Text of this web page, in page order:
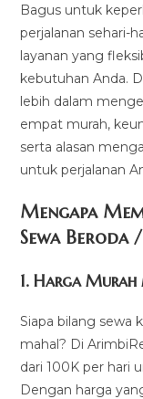
Bagus untuk
perjalanan sehari-
layanan yang
kebutuhan Anda.
lebih dalam
empat murah,
serta alasan
untuk perjalanan
Mengapa
Sewa Beroda /
1.Harga
Siapa bilang sewa
mahal? Di
dari 100K per hari
Dengan harga